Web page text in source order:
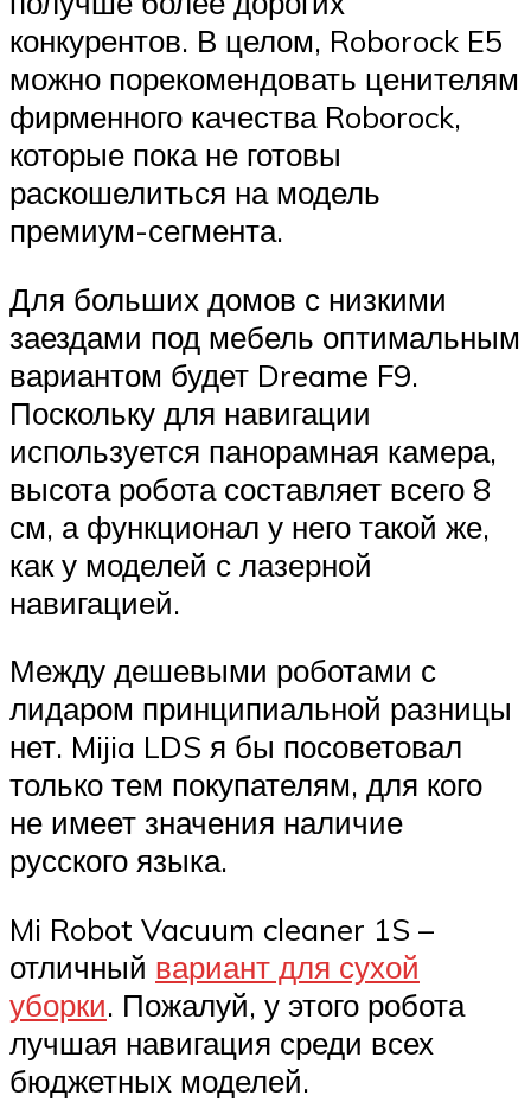
конкурентов. В целом, Roborock E5
можно порекомендовать ценителям
фирменного качества Roborock,
которые пока не готовы
раскошелиться на модель
премиум-сегмента.
Для больших домов с низкими
заездами под мебель оптимальным
вариантом будет Dreame F9.
Поскольку для навигации
используется панорамная камера,
высота робота составляет всего 8
см, а функционал у него такой же,
как у моделей с лазерной
навигацией.
Между дешевыми роботами с
лидаром принципиальной разницы
нет. Mijia LDS я бы посоветовал
только тем покупателям, для кого
не имеет значения наличие
русского языка.
Mi Robot Vacuum cleaner 1S –
отличный вариант для сухой
уборки. Пожалуй, у этого робота
лучшая навигация среди всех
бюджетных моделей.